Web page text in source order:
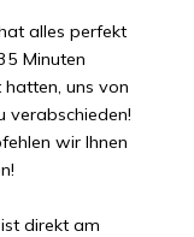
alles perfekt
Minuten
uns von
verabschieden!
wir Ihnen
direkt am